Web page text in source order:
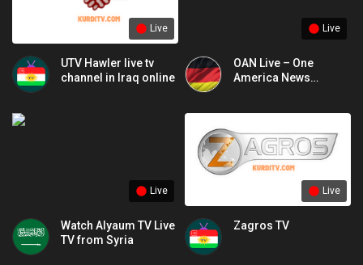
Live
UTV Hawler live tv
channel in Iraq online
Live
OAN Live – One
America News
Live
Watch Alyaum TV Live
TV from Syria
Live
Zagros TV